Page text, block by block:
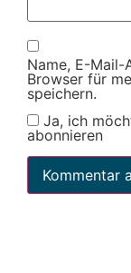
Name, E-Mail-
Browser für
speichern.
Ja, ich
abonnieren